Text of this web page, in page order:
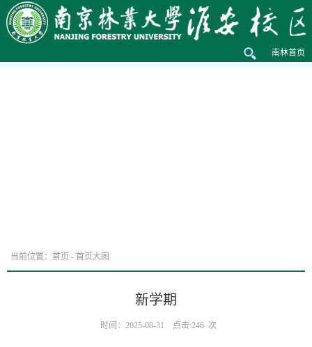
南林首页
当前位置： 首页 - 首页大图
新学期
时间：2025-08-31 点击:246 次